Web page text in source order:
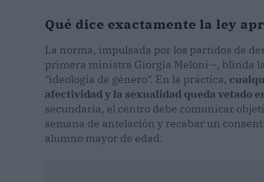
Qué dice exactamente la ley
La norma, impulsada por los partidos de
primera ministra Giorgia Meloni—, blinda
"ideología de género". En la práctica,
afectividad y la sexualidad queda vetado
secundaria, el centro debe comunicar
semana de antelación y recabar un
alumno mayor de edad.